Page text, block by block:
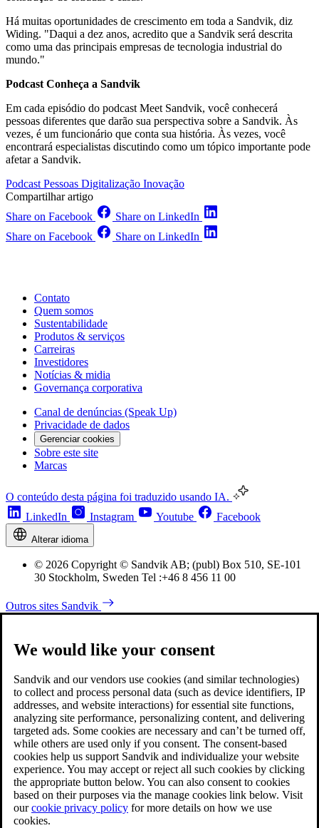
Há muitas oportunidades de crescimento em toda a Sandvik, diz
Widing. "Daqui a dez anos, acredito que a Sandvik será descrita
como uma das principais empresas de tecnologia industrial do
mundo."
Podcast Conheça a Sandvik
Em cada episódio do podcast Meet Sandvik, você conhecerá
pessoas diferentes que darão sua perspectiva sobre a Sandvik. Às
vezes, é um funcionário que conta sua história. Às vezes, você
encontrará especialistas discutindo como um tópico importante pode
afetar a Sandvik.
Podcast Pessoas Digitalização Inovação
Compartilhar artigo
Share on Facebook
Share on LinkedIn
Share on Facebook
Share on LinkedIn
Contato
Quem somos
Sustentabilidade
Produtos & serviços
Carreiras
Investidores
Notícias & midia
Governança corporativa
Canal de denúncias (Speak Up)
Privacidade de dados
Gerenciar cookies
Sobre este site
Marcas
O conteúdo desta página foi traduzido usando IA.
LinkedIn
Instagram Youtube Facebook
Alterar idioma
© 2026 Copyright © Sandvik AB; (publ) Box 510, SE-101
30 Stockholm, Sweden Tel :+46 8 456 11 00
Outros sites Sandvik
We would like your consent
Sandvik and our vendors use cookies (and similar technologies)
to collect and process personal data (such as device identifiers, IP
addresses, and website interactions) for essential site functions,
analyzing site performance, personalizing content, and delivering
targeted ads. Some cookies are necessary and can’t be turned off,
while others are used only if you consent. The consent-based
cookies help us support Sandvik and individualize your website
experience. You may accept or reject all such cookies by clicking
the appropriate button below. You can also consent to cookies
based on their purposes via the manage cookies link below. Visit
ourcookie privacy policy for more details on how we use
cookies.